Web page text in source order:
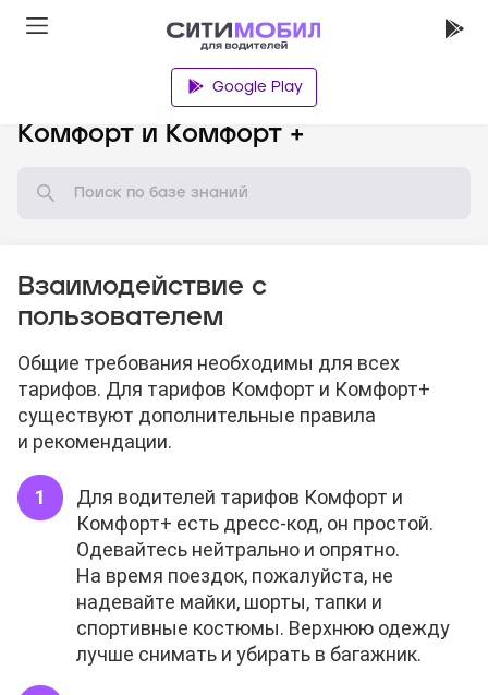
Google Play
Комфорт и Комфорт +
Взаимодействие с
пользователем
Общие требования необходимы для всех
тарифов. Для тарифов Комфорт и Комфорт+
существуют дополнительные правила
и рекомендации.
Для водителей тарифов Комфорт и
Комфорт+ есть дресс-код, он простой.
Одевайтесь нейтрально и опрятно.
На время поездок, пожалуйста, не
надевайте майки, шорты, тапки и
спортивные костюмы. Верхнюю одежду
лучше снимать и убирать в багажник.